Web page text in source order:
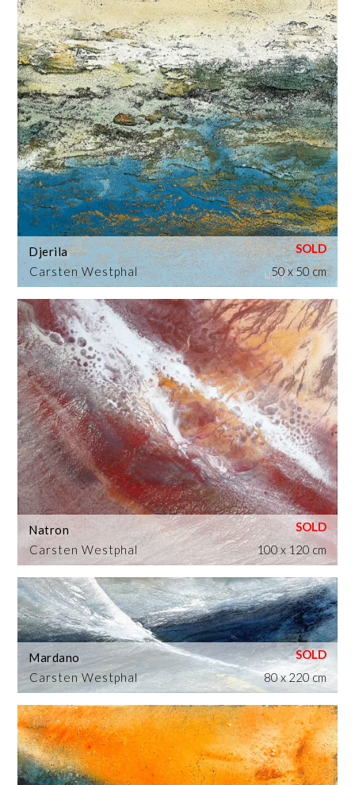
Carsten Westphal
Djerila
50 x 50 cm
Carsten Westphal
Natron
100 x 120 cm
Carsten Westphal
Mardano
80 x 220 cm